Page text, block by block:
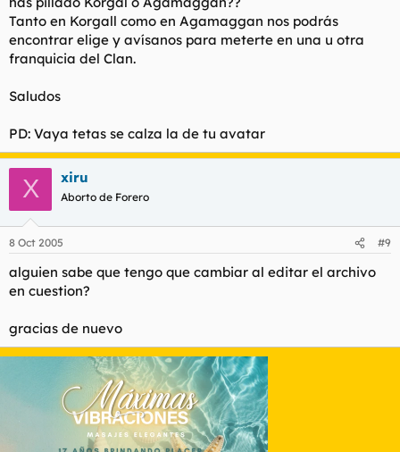
Tanto en Korgall como en Agamaggan nos podrás
encontrar elige y avísanos para meterte en una u otra
franquicia del Clan.
Saludos
PD: Vaya tetas se calza la de tu avatar
X xiru
Aborto de Forero
8 Oct 2005 #9
alguien sabe que tengo que cambiar al editar el archivo
en cuestion?
gracias de nuevo